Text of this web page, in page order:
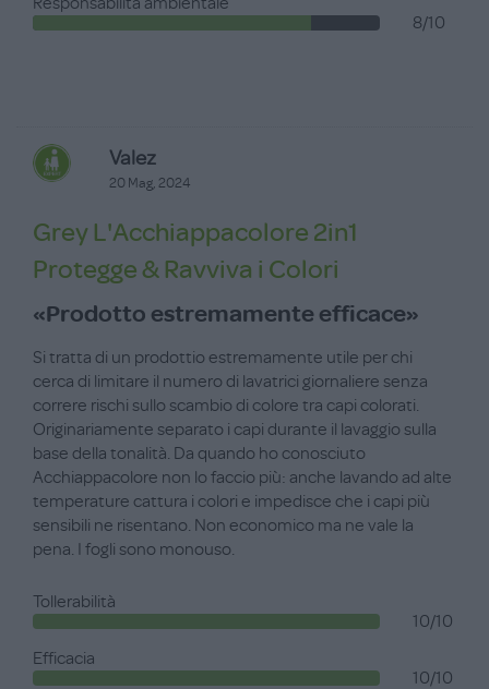
8/10
Valez
20 Mag, 2024
Grey L'Acchiappacolore 2in1
Protegge & Ravviva i Colori
«Prodotto estremamente efficace»
Si tratta di un prodottio estremamente utile per chi
cerca di limitare il numero di lavatrici giornaliere senza
correre rischi sullo scambio di colore tra capi colorati.
Originariamente separato i capi durante il lavaggio sulla
base della tonalità. Da quando ho conosciuto
Acchiappacolore non lo faccio più: anche lavando ad alte
temperature cattura i colori e impedisce che i capi più
sensibili ne risentano. Non economico ma ne vale la
pena. I fogli sono monouso.
Tollerabilità
10/10
Efficacia
10/10